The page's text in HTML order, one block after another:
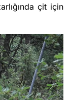
çit için